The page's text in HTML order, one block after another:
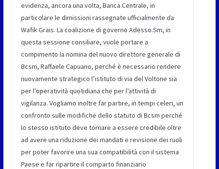
evidenza, ancora una volta, Banca Centrale, in
particolare le dimissioni rassegnate ufficialmente da
Wafik Grais. La coalizione di governo Adesso.Sm, in
questa sessione consiliare, vuole portare a
compimento la nomina del nuovo direttore generale di
Bcsm, Raffaele Capuano, perché è necessario rendere
nuovamente strategico l’istituto di via del Voltone sia
per l’operatività quotidiana che per l’attività di
vigilanza. Vogliamo inoltre far partire, in tempi celeri, un
confronto sulle modifiche dello statuto di Bcsm perché
lo stesso istituto deve tornare a essere credibile oltre
ad avere una riduzione dei mandati e revisione dei ruoli
per poter favorire una sua compatibilità con il sistema
Paese e far ripartire il comparto finanziario